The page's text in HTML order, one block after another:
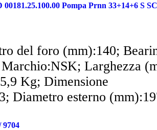
Pompa Prnn 33+14+6 S
del foro (mm):140;
Larghezza
Kg; Dimensione
Diametro esterno
9704